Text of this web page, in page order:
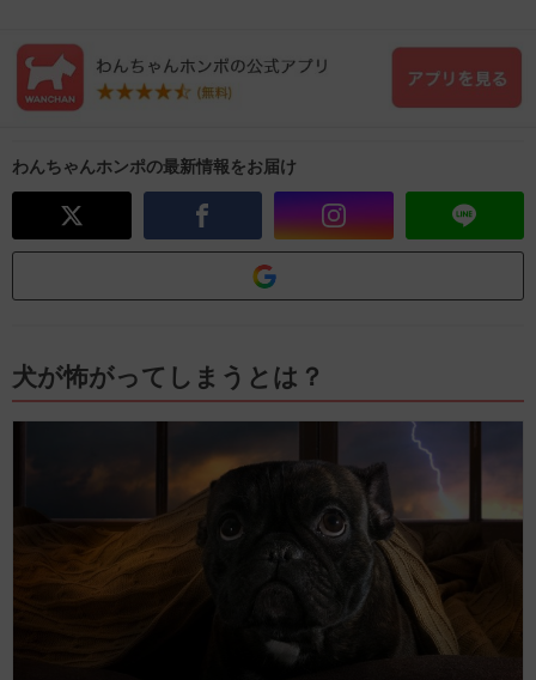
わんちゃんホンポの最新情報をお届け
犬が怖がってしまうとは？